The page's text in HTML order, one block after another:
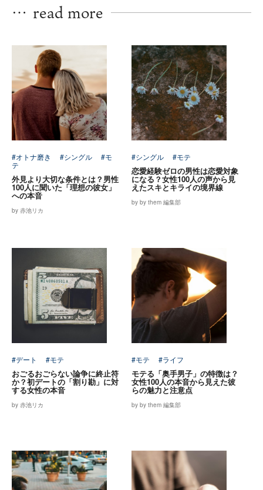
… read more
#オトナ磨き #シングル
#モ
テ
外見より大切な条件とは？男性
100人に聞いた「理想の彼女」
への本音
by 赤池リカ
#シングル #モテ
恋愛経験ゼロの男性は恋愛対象
になる？女性100人の声から見
えたスキとキライの境界線
by by them 編集部
#デート #モテ
おごるおごらない論争に終止符
か？初デートの「割り勘」に対
する女性の本音
by 赤池リカ
#モテ #ライフ
モテる「奥手男子」の特徴は？
女性100人の本音から見えた彼
らの魅力と注意点
by by them 編集部